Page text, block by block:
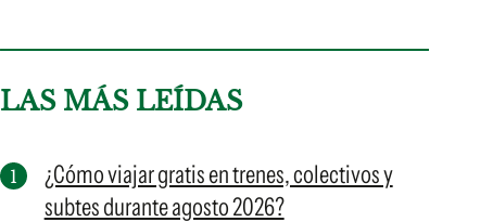
LAS MÁS LEÍDAS
¿Cómo viajar gratis en trenes, colectivos y
subtes durante agosto 2026?